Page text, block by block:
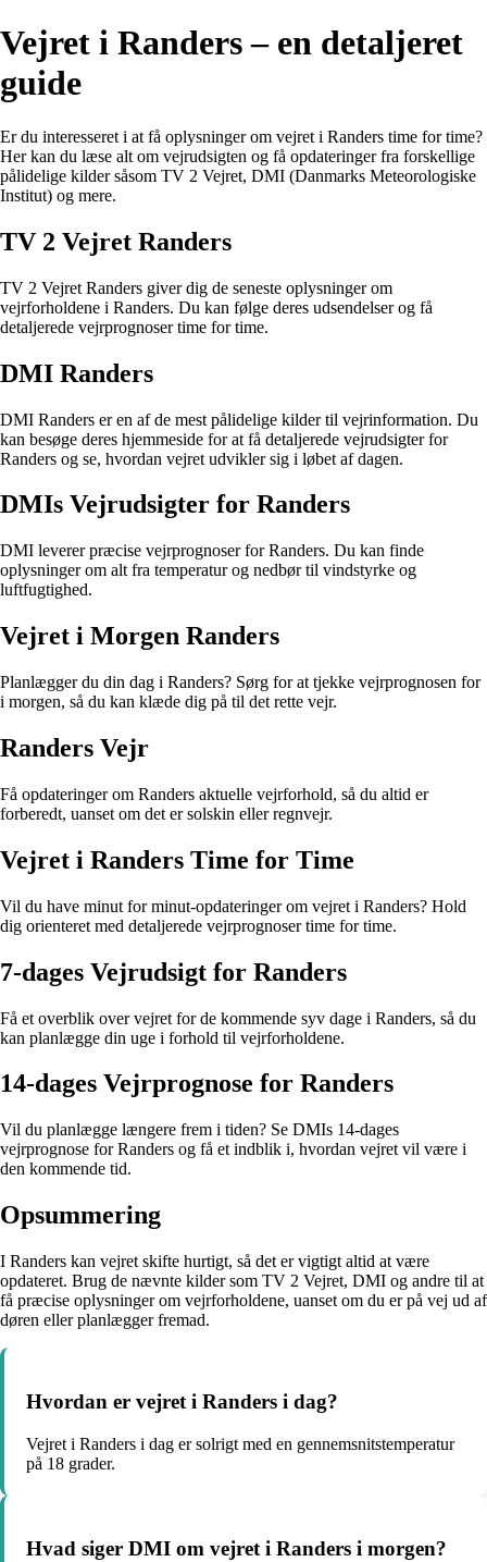
Vejret i Randers – en detaljeret
guide
Er du interesseret i at få oplysninger om vejret i Randers time for time?
Her kan du læse alt om vejrudsigten og få opdateringer fra forskellige
pålidelige kilder såsom TV 2 Vejret, DMI (Danmarks Meteorologiske
Institut) og mere.
TV 2 Vejret Randers
TV 2 Vejret Randers giver dig de seneste oplysninger om
vejrforholdene i Randers. Du kan følge deres udsendelser og få
detaljerede vejrprognoser time for time.
DMI Randers
DMI Randers er en af de mest pålidelige kilder til vejrinformation. Du
kan besøge deres hjemmeside for at få detaljerede vejrudsigter for
Randers og se, hvordan vejret udvikler sig i løbet af dagen.
DMIs Vejrudsigter for Randers
DMI leverer præcise vejrprognoser for Randers. Du kan finde
oplysninger om alt fra temperatur og nedbør til vindstyrke og
luftfugtighed.
Vejret i Morgen Randers
Planlægger du din dag i Randers? Sørg for at tjekke vejrprognosen for
i morgen, så du kan klæde dig på til det rette vejr.
Randers Vejr
Få opdateringer om Randers aktuelle vejrforhold, så du altid er
forberedt, uanset om det er solskin eller regnvejr.
Vejret i Randers Time for Time
Vil du have minut for minut-opdateringer om vejret i Randers? Hold
dig orienteret med detaljerede vejrprognoser time for time.
7-dages Vejrudsigt for Randers
Få et overblik over vejret for de kommende syv dage i Randers, så du
kan planlægge din uge i forhold til vejrforholdene.
14-dages Vejrprognose for Randers
Vil du planlægge længere frem i tiden? Se DMIs 14-dages
vejrprognose for Randers og få et indblik i, hvordan vejret vil være i
den kommende tid.
Opsummering
I Randers kan vejret skifte hurtigt, så det er vigtigt altid at være
opdateret. Brug de nævnte kilder som TV 2 Vejret, DMI og andre til at
få præcise oplysninger om vejrforholdene, uanset om du er på vej ud af
døren eller planlægger fremad.
Hvordan er vejret i Randers i dag?
Vejret i Randers i dag er solrigt med en gennemsnitstemperatur
på 18 grader.
Hvad siger DMI om vejret i Randers i morgen?